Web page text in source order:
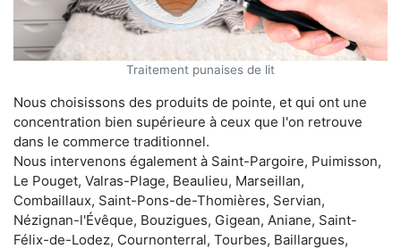
Traitement punaises de lit
Nous choisissons des produits de pointe, et qui ont une
concentration bien supérieure à ceux que l'on retrouve
dans le commerce traditionnel.
Nous intervenons également à Saint-Pargoire, Puimisson,
Le Pouget, Valras-Plage, Beaulieu, Marseillan,
Combaillaux, Saint-Pons-de-Thomières, Servian,
Nézignan-l'Évêque, Bouzigues, Gigean, Aniane, Saint-
Félix-de-Lodez, Cournonterral, Tourbes, Baillargues,